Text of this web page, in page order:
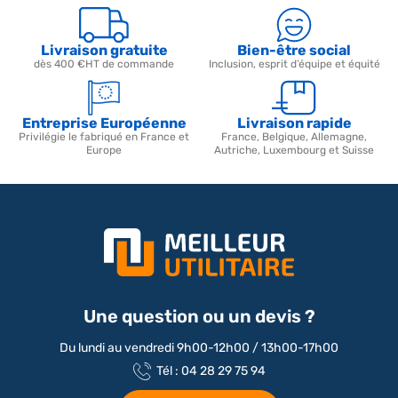
solution de portage optimale.
Fiabilité certifiée
: avec une note de 4,8/5 sur Avis Vérifiés,
nous accompagnons les artisans et les entreprises avec une
exigence de qualité constante.
Livraison gratuite
dès 400 €HT de commande
Bien-être social
Inclusion, esprit d’équipe et équité
Entreprise Européenne
Privilégie le fabriqué en France et
Europe
Livraison rapide
France, Belgique, Allemagne,
Autriche, Luxembourg et Suisse
Une question ou un devis ?
Du lundi au vendredi 9h00-12h00 / 13h00-17h00
Tél : 04 28 29 75 94